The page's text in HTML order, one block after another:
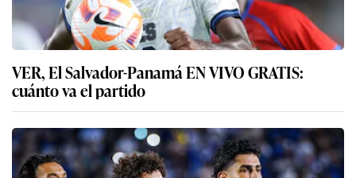
VER, El Salvador-Panamá EN VIVO GRATIS:
cuánto va el partido